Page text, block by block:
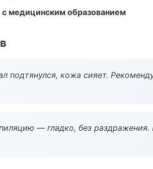
медицинским образованием
подтянулся, кожа сияет.
— гладко, без раздражения.